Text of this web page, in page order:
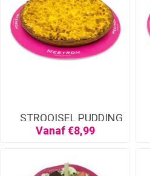
STROOISEL PUDDING
Vanaf €8,99